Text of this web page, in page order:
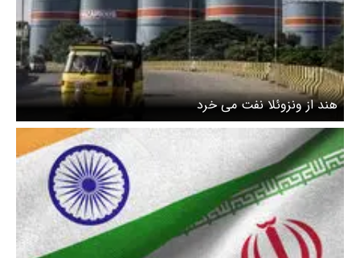
هند از ونزوئلا نفت می خرد